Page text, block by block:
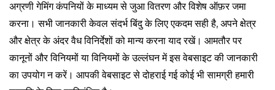
अग्रणी गेमिंग कंपनियों के माध्यम से जुआ वितरण और विशेष ऑफ़र जमा
करना। सभी जानकारी केवल संदर्भ बिंदु के लिए एकदम सही है, अपने क्षेत्र
और क्षेत्र के अंदर वैध विनिर्देशों को मान्य करना याद रखें। आमतौर पर
कानूनों और विनियमों या विनियमों के उल्लंघन में इस वेबसाइट की जानकारी
का उपयोग न करें। आपकी वेबसाइट से दोहराई गई कोई भी सामग्री हमारी